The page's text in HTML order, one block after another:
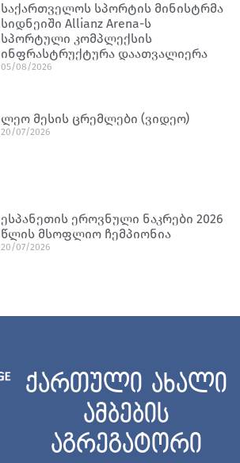
საქართველოს სპორტის მინისტრმა
სიდნეიში Allianz Arena-ს
სპორტული კომპლექსის
ინფრასტრუქტურა დაათვალიერა
05/08/2026
ლეო მესის ცრემლები (ვიდეო)
20/07/2026
ესპანეთის ეროვნული ნაკრები 2026
წლის მსოფლიო ჩემპიონია
20/07/2026
ქართული ახალი
ამბების
აგრეგატორი